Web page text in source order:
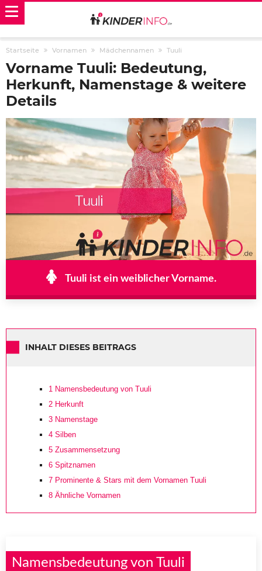
Startseite Vornamen Mädchennamen Tuuli
Vorname Tuuli: Bedeutung,
Herkunft, Namenstage & weitere
Details
Tuuli ist ein weiblicher Vorname.
INHALT DIESES BEITRAGS
1 Namensbedeutung von Tuuli
2 Herkunft
3 Namenstage
4 Silben
5 Zusammensetzung
6 Spitznamen
7 Prominente & Stars mit dem Vornamen Tuuli
8 Ähnliche Vornamen
Namensbedeutung von Tuuli